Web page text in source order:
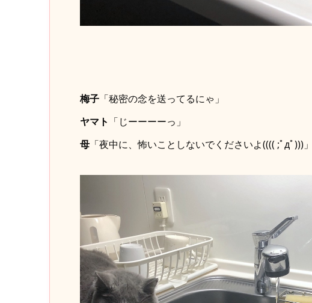
梅子「秘密の念を送ってるにゃ」
ヤマト 「じーーーーっ」
母「夜中に、怖いことしないでくださいよ(((( ;ﾟдﾟ)))」